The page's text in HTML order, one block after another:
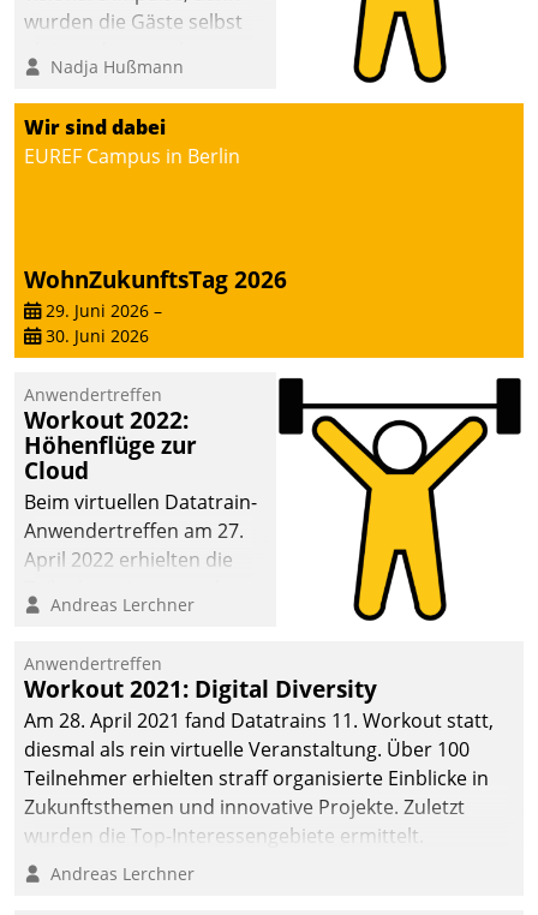
abnehmendem
wurden die Gäste selbst
methodisch
Vernetzungsideen fürs
Quartier. Dazwischen
zeigte Datatrain, was es
Nadja Hußmann
Wir sind dabei
EUREF Campus in Berlin
WohnZukunftsTag 2026
29. Juni 2026 –
30. Juni 2026
Anwendertreffen
Workout 2022:
Höhenflüge zur
Cloud
Beim virtuellen Datatrain-
Anwendertreffen am 27.
April 2022 erhielten die
Teilnehmer kurzweilige
Cloud-Strategien und -
Lösungen mit hohem
Zukunftspotenzial.
Andreas Lerchner
Anwendertreffen
Workout 2021: Digital Diversity
Am 28. April 2021 fand Datatrains 11. Workout statt,
diesmal als rein virtuelle Veranstaltung. Über 100
Teilnehmer erhielten straff organisierte Einblicke in
Zukunftsthemen und innovative Projekte. Zuletzt
wurden die Top-Interessengebiete ermittelt.
Andreas Lerchner